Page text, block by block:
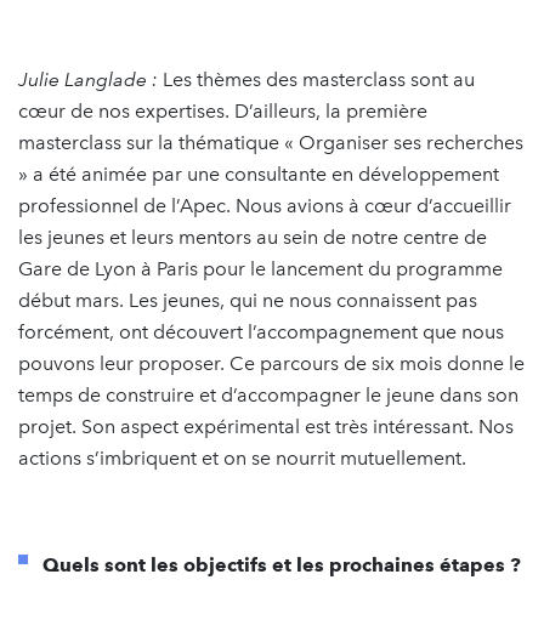
Julie Langlade : Les thèmes des masterclass sont au
cœur de nos expertises. D’ailleurs, la première
masterclass sur la thématique « Organiser ses recherches
» a été animée par une consultante en développement
professionnel de l’Apec. Nous avions à cœur d’accueillir
les jeunes et leurs mentors au sein de notre centre de
Gare de Lyon à Paris pour le lancement du programme
début mars. Les jeunes, qui ne nous connaissent pas
forcément, ont découvert l’accompagnement que nous
pouvons leur proposer. Ce parcours de six mois donne le
temps de construire et d’accompagner le jeune dans son
projet. Son aspect expérimental est très intéressant. Nos
actions s’imbriquent et on se nourrit mutuellement.
Quels sont les objectifs et les prochaines étapes ?